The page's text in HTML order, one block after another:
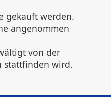
gekauft werden.
angenommen
von der
stattfinden wird.